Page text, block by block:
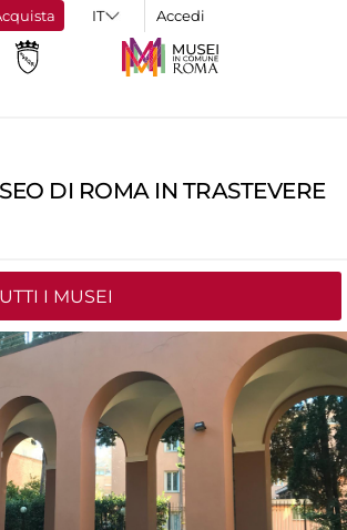
Accedi
DI ROMA IN TRASTEVERE
I MUSEI